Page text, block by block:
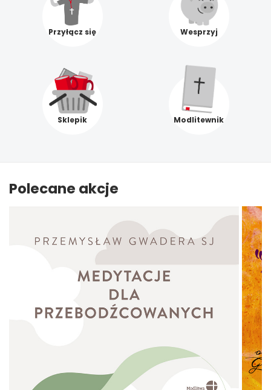
Przyłącz się Wesprzyj
Sklepik Modlitewnik
Polecane akcje